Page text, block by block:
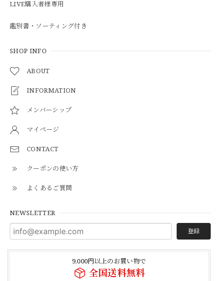
LIVE購入者様専用
鑑別書・ソーティング付き
SHOP INFO
ABOUT
INFORMATION
メンバーシップ
マイページ
CONTACT
クーポンの使い方
よくあるご質問
NEWSLETTER
登録
9,000円以上のお買い物で
全国送料無料